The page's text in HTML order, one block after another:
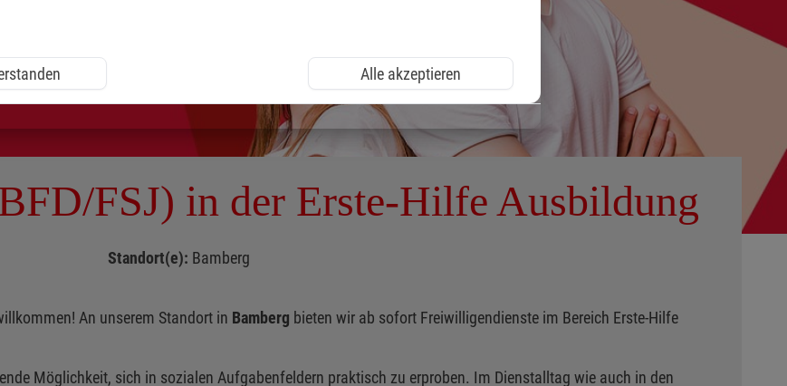
FSJ) in der Erste-Hilfe Ausbildung
Standort(e): Bamberg
An unserem Standort in Bamberg bieten wir ab sofort Freiwilligendienste im Bereich Erste-Hilfe
Möglichkeit, sich in sozialen Aufgabenfeldern praktisch zu erproben. Im Dienstalltag wie auch in den
Alle akzeptieren